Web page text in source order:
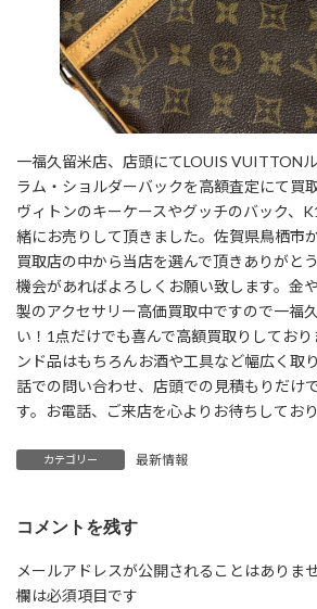
一福久留米店、店頭にてLOUIS VUITTON
ラム・ショルダーバックを高額査定にて買
ヴィトンのキーケースやグッチのバック、
緒にお売りして頂きました。佐賀県鳥栖市
買取店の中から当店を選んで頂きありがと
機会があればよろしくお願い致します。金
製のアクセサリー高価買取中ですので一福
い！1点だけでも喜んで高額買取りしてお
ンド品はもちろんお酒や工具など幅広く取
話での問い合わせ、店頭での見積もりだけ
す。お電話、ご来店を心よりお待ちしており
カテゴリー 最新情報
コメントを残す
メールアドレスが公開されることはありませ
欄は必須項目です